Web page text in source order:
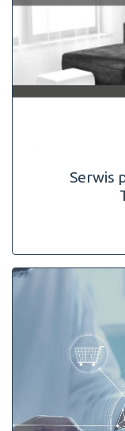
Serwis